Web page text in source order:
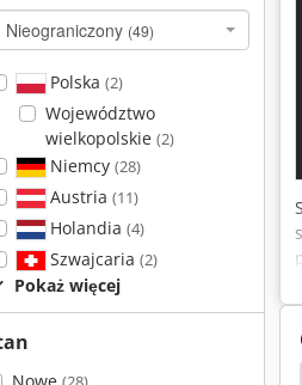
Nieograniczony (49)
Polska (2)
Województwo
wielkopolskie (2)
Niemcy (28)
Austria (11)
Holandia (4)
Szwajcaria (2)
Pokaż więcej